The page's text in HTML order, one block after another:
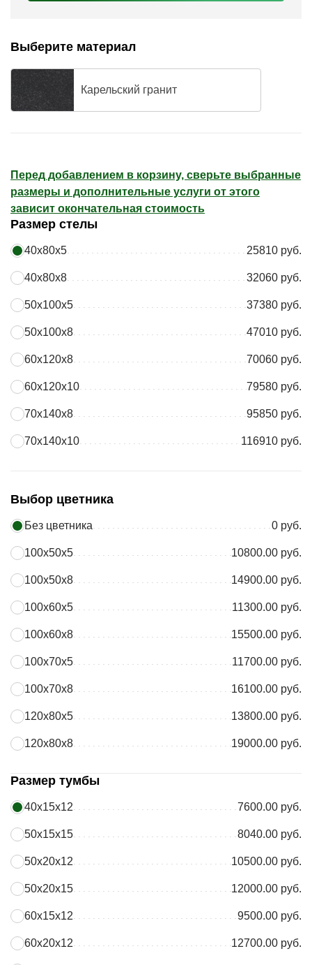
Выберите материал
Карельский гранит
Перед добавлением в корзину, сверьте выбранные
размеры и дополнительные услуги от этого
зависит окончательная стоимость
Размер стелы
40х80х5 25810 руб.
40х80х8 32060 руб.
50х100х5 37380 руб.
50х100х8 47010 руб.
60х120х8 70060 руб.
60х120х10 79580 руб.
70х140х8 95850 руб.
70х140х10 116910 руб.
Выбор цветника
Без цветника 0 руб.
100х50х5 10800.00 руб.
100х50х8 14900.00 руб.
100х60х5 11300.00 руб.
100х60х8 15500.00 руб.
100х70х5 11700.00 руб.
100х70х8 16100.00 руб.
120х80х5 13800.00 руб.
120х80х8 19000.00 руб.
Размер тумбы
40х15х12 7600.00 руб.
50х15х15 8040.00 руб.
50х20х12 10500.00 руб.
50х20х15 12000.00 руб.
60х15х12 9500.00 руб.
60х20х12 12700.00 руб.